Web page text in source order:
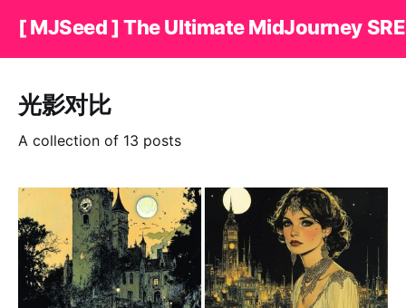
[ MJSeed ] The Ultimate MidJourney
光影对比
A collection of 13 posts